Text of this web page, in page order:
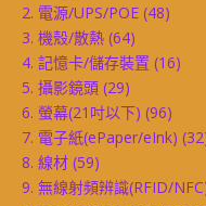
2. 電源/UPS/POE (48)
3. 機殼/散熱 (64)
4. 記憶卡/儲存裝置 (16)
5. 攝影鏡頭 (29)
6. 螢幕(21吋以下) (96)
7. 電子紙(ePaper/eInk)
8. 線材 (59)
9. 無線射頻辨識(RFID/